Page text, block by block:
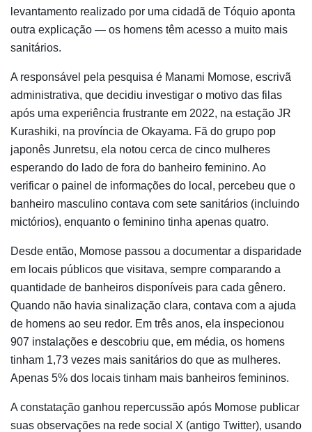
levantamento realizado por uma cidadã de Tóquio aponta
outra explicação — os homens têm acesso a muito mais
sanitários.
A responsável pela pesquisa é Manami Momose, escrivã
administrativa, que decidiu investigar o motivo das filas
após uma experiência frustrante em 2022, na estação JR
Kurashiki, na província de Okayama. Fã do grupo pop
japonês Junretsu, ela notou cerca de cinco mulheres
esperando do lado de fora do banheiro feminino. Ao
verificar o painel de informações do local, percebeu que o
banheiro masculino contava com sete sanitários (incluindo
mictórios), enquanto o feminino tinha apenas quatro.
Desde então, Momose passou a documentar a disparidade
em locais públicos que visitava, sempre comparando a
quantidade de banheiros disponíveis para cada gênero.
Quando não havia sinalização clara, contava com a ajuda
de homens ao seu redor. Em três anos, ela inspecionou
907 instalações e descobriu que, em média, os homens
tinham 1,73 vezes mais sanitários do que as mulheres.
Apenas 5% dos locais tinham mais banheiros femininos.
A constatação ganhou repercussão após Momose publicar
suas observações na rede social X (antigo Twitter), usando